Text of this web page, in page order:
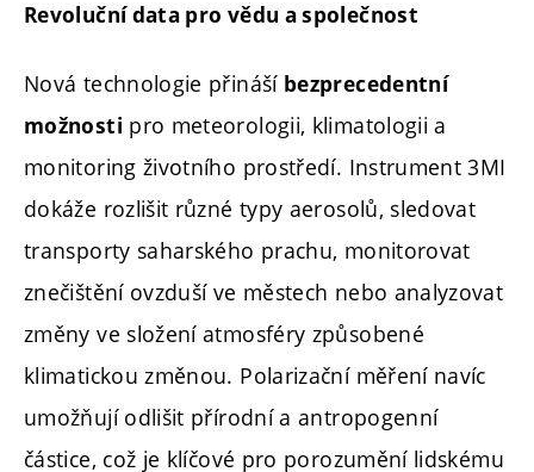
Revoluční data pro vědu a společnost
Nová technologie přináší bezprecedentní
možnosti pro meteorologii, klimatologii a
monitoring životního prostředí. Instrument 3MI
dokáže rozlišit různé typy aerosolů, sledovat
transporty saharského prachu, monitorovat
znečištění ovzduší ve městech nebo analyzovat
změny ve složení atmosféry způsobené
klimatickou změnou. Polarizační měření navíc
umožňují odlišit přírodní a antropogenní
částice, což je klíčové pro porozumění lidskému